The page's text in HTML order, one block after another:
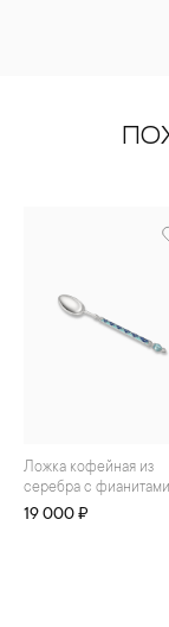
Ложка кофейная из
серебра с фианитами
19 000 ₽